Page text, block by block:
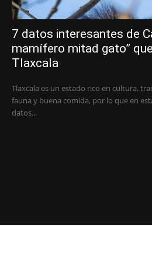
7 datos interesantes de
mamífero mitad gato”
Tlaxcala
Tlaxcala es un estado rico en cultura,
fauna y buena comida, por lo que en
datos...